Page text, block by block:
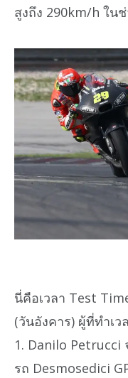
สูงถึง 290km/h ใน
นี่คือเวลา Test
(วันอังคาร) ผู้ที่ทำเ
1. Danilo Petrucci
รถ Desmosedici